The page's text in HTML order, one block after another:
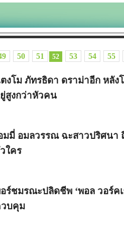
50 51 52 53 54 55
งโม ภัทรธิดา ดราม่าอีก หลัง
สูงกว่าหัวคน
มมี่ อมลวรรณ ฉะสาวปริศนา
ใคร
ร์ชมรณะปลิดชีพ ‘พอล วอร์ค
บคุม